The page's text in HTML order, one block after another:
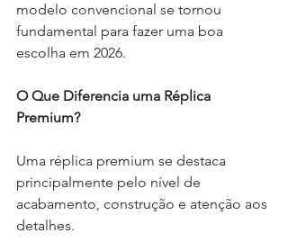
modelo convencional se tornou
fundamental para fazer uma boa
escolha em 2026.
O Que Diferencia uma Réplica
Premium?
Uma réplica premium se destaca
principalmente pelo nível de
acabamento, construção e atenção aos
detalhes.